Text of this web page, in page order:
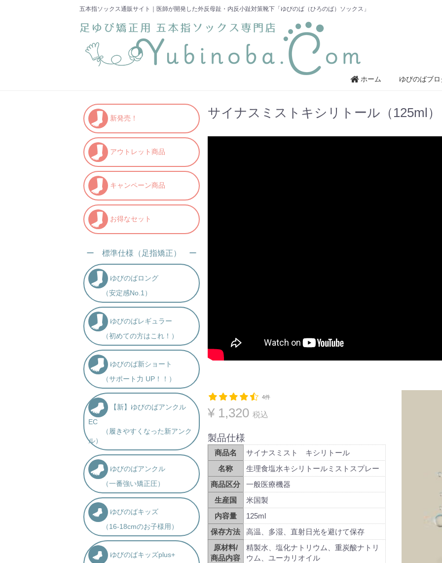
ホーム ゆびのばブロ
五本指ソックス通販サイト｜医師が開発した外反母趾・内反小趾対策靴下「ゆびのば（ひろのば）ソックス」
サイナスミストキシリトール（125ml）
4件
¥ 1,320 税込
製品仕様
商品名
サイナスミスト キシリトール
名称
生理食塩水キシリトールミストスプレー
商品区分
一般医療機器
生産国
米国製
内容量
125ml
保存方法
高温、多湿、直射日光を避けて保存
原材料/
商品内容
精製水、塩化ナトリウム、重炭酸ナトリ
ウム、ユーカリオイル
新発売！
アウトレット商品
キャンペーン商品
お得なセット
ー 標準仕様（足指矯正） ー
ゆびのばロング
（安定感No.1）
ゆびのばレギュラー
（初めての方はこれ！）
ゆびのば新ショート
（サポート力 UP！！）
【新】ゆびのばアンクル
EC
（履きやすくなった新アンク
ル）
ゆびのばアンクル
（一番強い矯正圧）
ゆびのばキッズ
（16-18cmのお子様用）
ゆびのばキッズplus+